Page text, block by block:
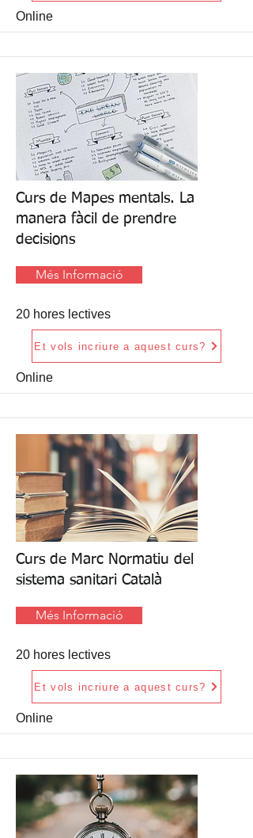
Online
Curs de Mapes mentals. La
manera fàcil de prendre
decisions
Més Informació
20 hores lectives
Et vols incriure a aquest curs?
Online
Curs de Marc Normatiu del
sistema sanitari Català
Més Informació
20 hores lectives
Et vols incriure a aquest curs?
Online